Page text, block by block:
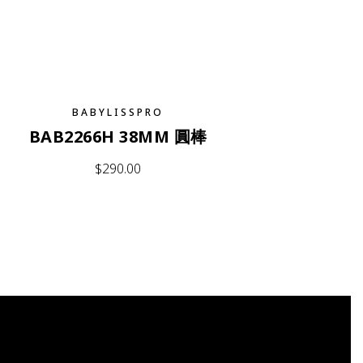
BABYLISSPRO
BAB2266H 38MM 圓棒
$290.00